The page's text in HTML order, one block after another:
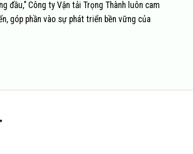
đầu," Công ty Vận tải Trọng Thành luôn cam
góp phần vào sự phát triển bền vững của